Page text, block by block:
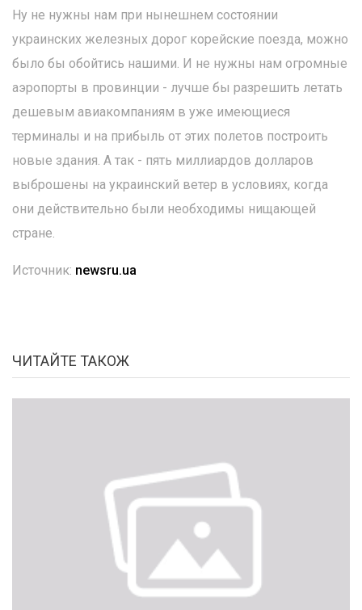
Ну не нужны нам при нынешнем состоянии
украинских железных дорог корейские поезда, можно
было бы обойтись нашими. И не нужны нам огромные
аэропорты в провинции - лучше бы разрешить летать
дешевым авиакомпаниям в уже имеющиеся
терминалы и на прибыль от этих полетов построить
новые здания. А так - пять миллиардов долларов
выброшены на украинский ветер в условиях, когда
они действительно были необходимы нищающей
стране.
Источник: newsru.ua
ЧИТАЙТЕ ТАКОЖ